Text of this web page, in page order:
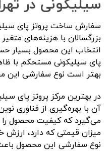
سیلیکونی در
سفارش ساخت پروتز پای
بزرگسالان با هزینه‌های
انتخاب این محصول بسیار
پای سیلیکونی مستحکم با
بهتر است نوع سفارشی این
در بهترین مرکز پروتز پای
آن با بهره‌گیری از فناوری
می‌گیرد که کیفیت محصول را
میزان قیمتی که دارد، ارزش
نوع سفارشی این محصول